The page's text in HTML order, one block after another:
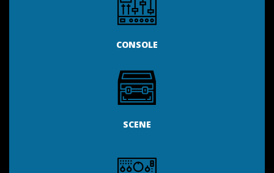
CONSOLE
SCENE